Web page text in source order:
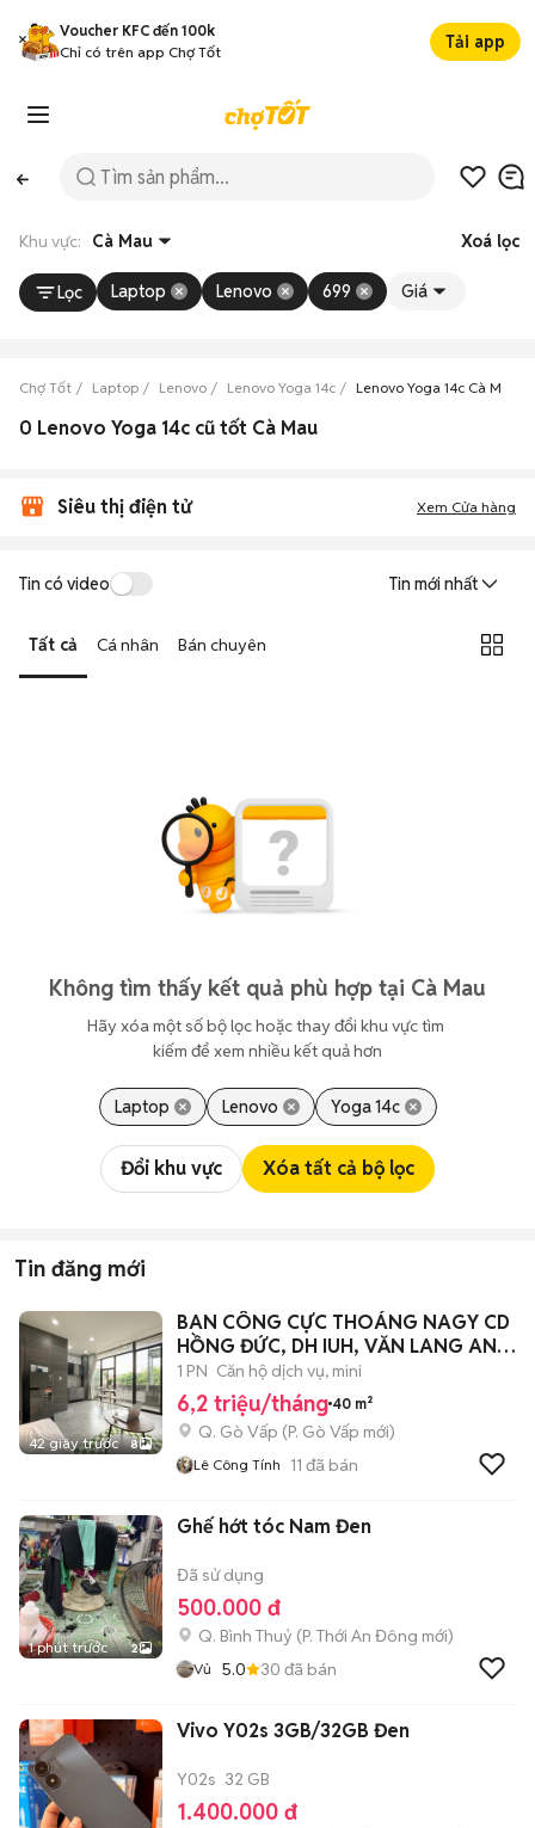
Voucher KFC đến 100k
Chỉ có trên app Chợ Tốt
Tải app
Khu vực: Cà Mau Xoá lọc
Lọc Laptop Lenovo 699 Giá
Chợ Tốt Laptop Lenovo Lenovo Yoga 14c Lenovo Yoga 14c Cà Mau
0 Lenovo Yoga 14c cũ tốt Cà Mau
Siêu thị điện tử Xem Cửa hàng
Tin có video Tin mới nhất
Tất cả Cá nhân Bán chuyên
Không tìm thấy kết quả phù hợp tại Cà Mau
Hãy xóa một số bộ lọc hoặc thay đổi khu vực tìm
kiếm để xem nhiều kết quả hơn
Laptop Lenovo Yoga 14c
Đổi khu vực Xóa tất cả bộ lọc
Tin đăng mới
42 giây trước 8
BAN CÔNG CỰC THOÁNG NAGY CD
HỒNG ĐỨC, DH IUH, VĂN LANG AN
NINH GV
1 PN Căn hộ dịch vụ, mini
6,2 triệu/tháng 40 m²
Q. Gò Vấp (P. Gò Vấp mới)
Lê Công Tính 11 đã bán
1 phút trước 2
Ghế hớt tóc Nam Đen
Đã sử dụng
500.000 đ
Q. Bình Thuỷ (P. Thới An Đông mới)
Vủ 5.0 30 đã bán
Vivo Y02s 3GB/32GB Đen
Y02s 32 GB
1.400.000 đ